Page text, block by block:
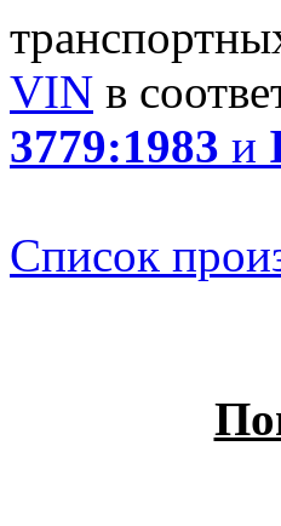
VIN в
3779:1983 и
Список